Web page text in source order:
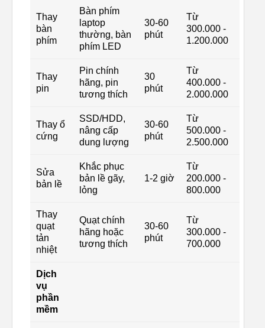
Thay
bàn
phím
Bàn phím
laptop
thường, bàn
phím LED
30-60
phút
Từ
300.000 -
1.200.000
Thay
pin
Pin chính
hãng, pin
tương thích
30
phút
Từ
400.000 -
2.000.000
Thay ổ
cứng
SSD/HDD,
nâng cấp
dung lượng
30-60
phút
Từ
500.000 -
2.500.000
Sửa
bản lề
Khắc phục
bản lề gãy,
lỏng
1-2 giờ
Từ
200.000 -
800.000
Thay
quạt
tản
nhiệt
Quạt chính
hãng hoặc
tương thích
30-60
phút
Từ
300.000 -
700.000
Dịch
vụ
phần
mềm